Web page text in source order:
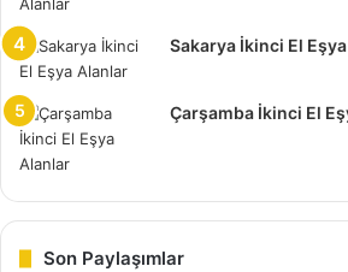
eşyayı elden çıkarmak mümkün.
değiştirmek gerekebiliyor.
Sakarya İkinci El
Çarşamba İkinci El
Son Paylaşımlar